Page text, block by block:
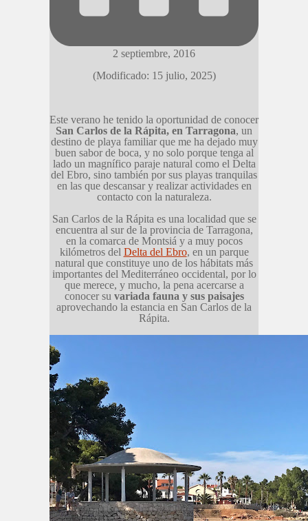
2 septiembre, 2016
(Modificado: 15 julio, 2025)
Este verano he tenido la oportunidad de conocer
San Carlos de la Rápita, en Tarragona, un
destino de playa familiar que me ha dejado muy
buen sabor de boca, y no solo porque tenga al
lado un magnífico paraje natural como el Delta
del Ebro, sino también por sus playas tranquilas
en las que descansar y realizar actividades en
contacto con la naturaleza.
San Carlos de la Rápita es una localidad que se
encuentra al sur de la provincia de Tarragona,
en la comarca de Montsiá y a muy pocos
kilómetros del Delta del Ebro, en un parque
natural que constituye uno de los hábitats más
importantes del Mediterráneo occidental, por lo
que merece, y mucho, la pena acercarse a
conocer su variada fauna y sus paisajes
aprovechando la estancia en San Carlos de la
Rápita.